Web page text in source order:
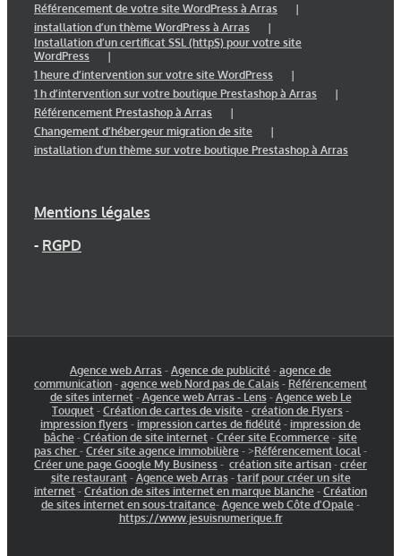
Référencement de votre site WordPress à Arras
installation d’un thème WordPress à Arras
Installation d’un certificat SSL (httpS) pour votre site
WordPress
1 heure d’intervention sur votre site WordPress
1 h d’intervention sur votre boutique Prestashop à Arras
Référencement Prestashop à Arras
Changement d’hébergeur migration de site
installation d’un thème sur votre boutique Prestashop à Arras
Mentions légales
- RGPD
Agence web Arras - Agence de publicité - agence de
communication - agence web Nord pas de Calais - Référencement
de sites internet- Agence web Arras - Lens- Agence web Le
Touquet - Création de cartes de visite - création de Flyers -
impression flyers - impression cartes de fidélité - impression de
bâche - Création de site internet - Créer site Ecommerce - site
pas cher - Créer site agence immobilière - >Référencement local -
Créer une page Google My Business - création site artisan - créer
site restaurant- Agence web Arras- tarif pour créer un site
internet - Création de sites internet en marque blanche - Création
de sites internet en sous-traitance- Agence web Côte d'Opale -
https://www.jesuisnumerique.fr